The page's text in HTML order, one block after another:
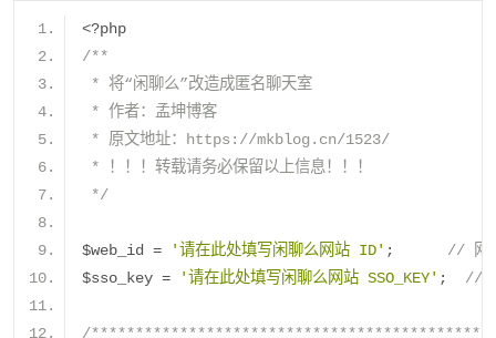
<?php
/**
* 将“闲聊么”改造成匿名聊天室
* 作者：孟坤博客
* 原文地址：https://mkblog.cn/1523/
* ！！！转载请务必保留以上信息！！！
*/
$web_id = '请在此处填写闲聊么网站 ID' ;
// 网
$sso_key = '请在此处填写闲聊么网站 SSO_KEY' ; //
/